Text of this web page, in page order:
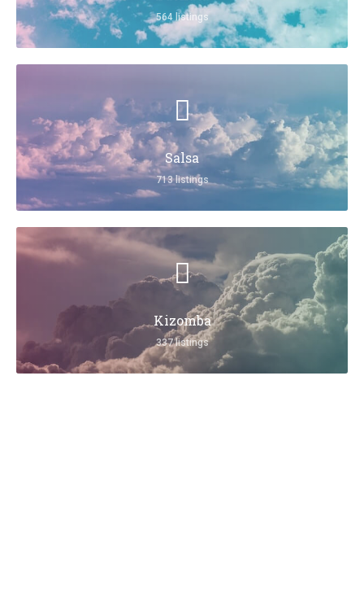
564 listings
Salsa
713 listings
Kizomba
337 listings